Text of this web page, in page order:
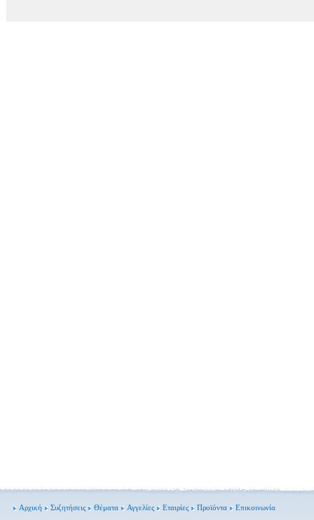
Αρχική Συζητήσεις Θέματα Αγγελίες Εταιρίες Προϊόντα Επικοινωνία